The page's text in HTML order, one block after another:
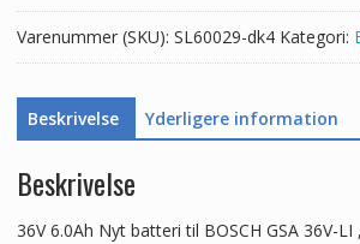
LI
,GSR
36
V-
Li.11536VSR,1651K,1671B,1671K,GSB
36
V-
Li,GSA
36V-
Varenummer (SKU): SL60029-dk4 Kategori:
Beskrivelse Yderligere information
Beskrivelse
36V 6.0Ah Nyt batteri til BOSCH GSA 36V-LI